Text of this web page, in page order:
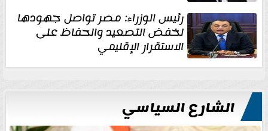
رئيس الوزراء: مصر تواصل جهودها
لخفض التصعيد والحفاظ على
الاستقرار الإقليمي
الشارع السياسي